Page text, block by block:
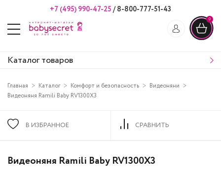
+7 (495) 990-47-25 /8-800-777-51-43
0
Каталог товаров
Главная Каталог Комфорт и безопасность
Видеоняни
Видеоняня Ramili Baby RV1300X3
В ИЗБРАННОЕ СРАВНИТЬ
Видеоняня Ramili Baby RV1300X3